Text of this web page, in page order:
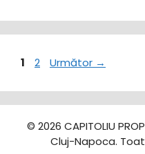
Pagina
1 Pagina
2 Următor →
© 2026 CAPITOLIU
Cluj-Napoca.